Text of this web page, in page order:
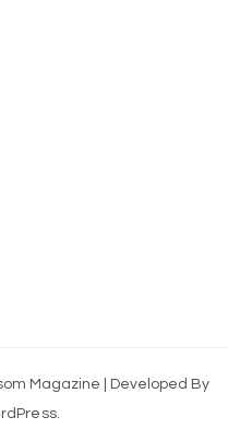
Magazine | Developed By
.